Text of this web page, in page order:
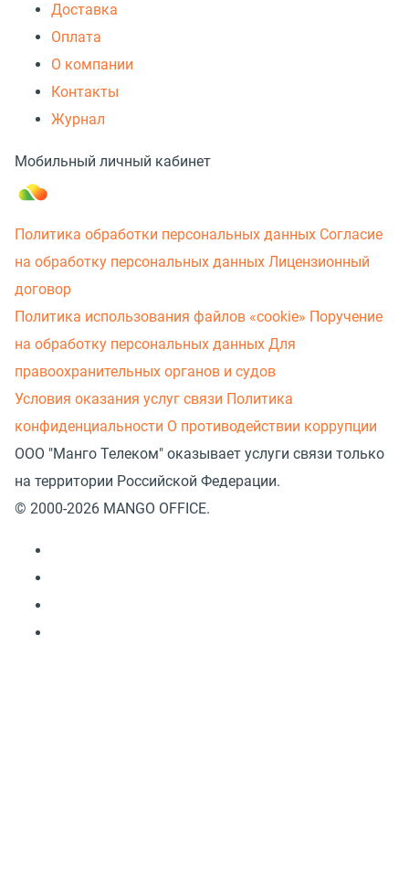
Доставка
Оплата
О компании
Контакты
Журнал
Мобильный личный кабинет
Политика обработки персональных данных Согласие
на обработку персональных данных Лицензионный
договор
Политика использования файлов «cookie» Поручение
на обработку персональных данных Для
правоохранительных органов и судов
Условия оказания услуг связи Политика
конфиденциальности О противодействии коррупции
ООО "Манго Телеком" оказывает услуги связи только
на территории Российской Федерации.
© 2000-2026 MANGO OFFICE.